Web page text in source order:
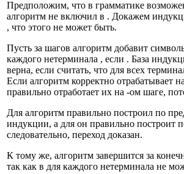
Предположим, что в грамматике
алгоритм не включил в . Докажем
, что этого не может быть.
Пусть за шагов алгоритм добавит
каждого нетерминала , если . База
верна, если считать, что для всех
Если алгоритм корректно отрабатывает
правильно отработает их на -ом шаге,
Для алгоритм правильно построил по
индукции, а для он правильно построит
следовательно, переход доказан.
К тому же, алгоритм завершится за
так как в для каждого нетерминала не